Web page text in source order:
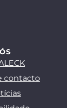
contacto